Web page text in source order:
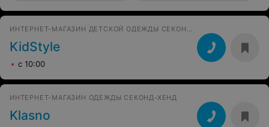
ИНТЕРНЕТ-МАГАЗИН ДЕТСКОЙ ОДЕЖДЫ СЕКОНД-ХЕНД
KidStyle
с 10:00
ИНТЕРНЕТ-МАГАЗИН ОДЕЖДЫ СЕКОНД-ХЕНД
Klasno